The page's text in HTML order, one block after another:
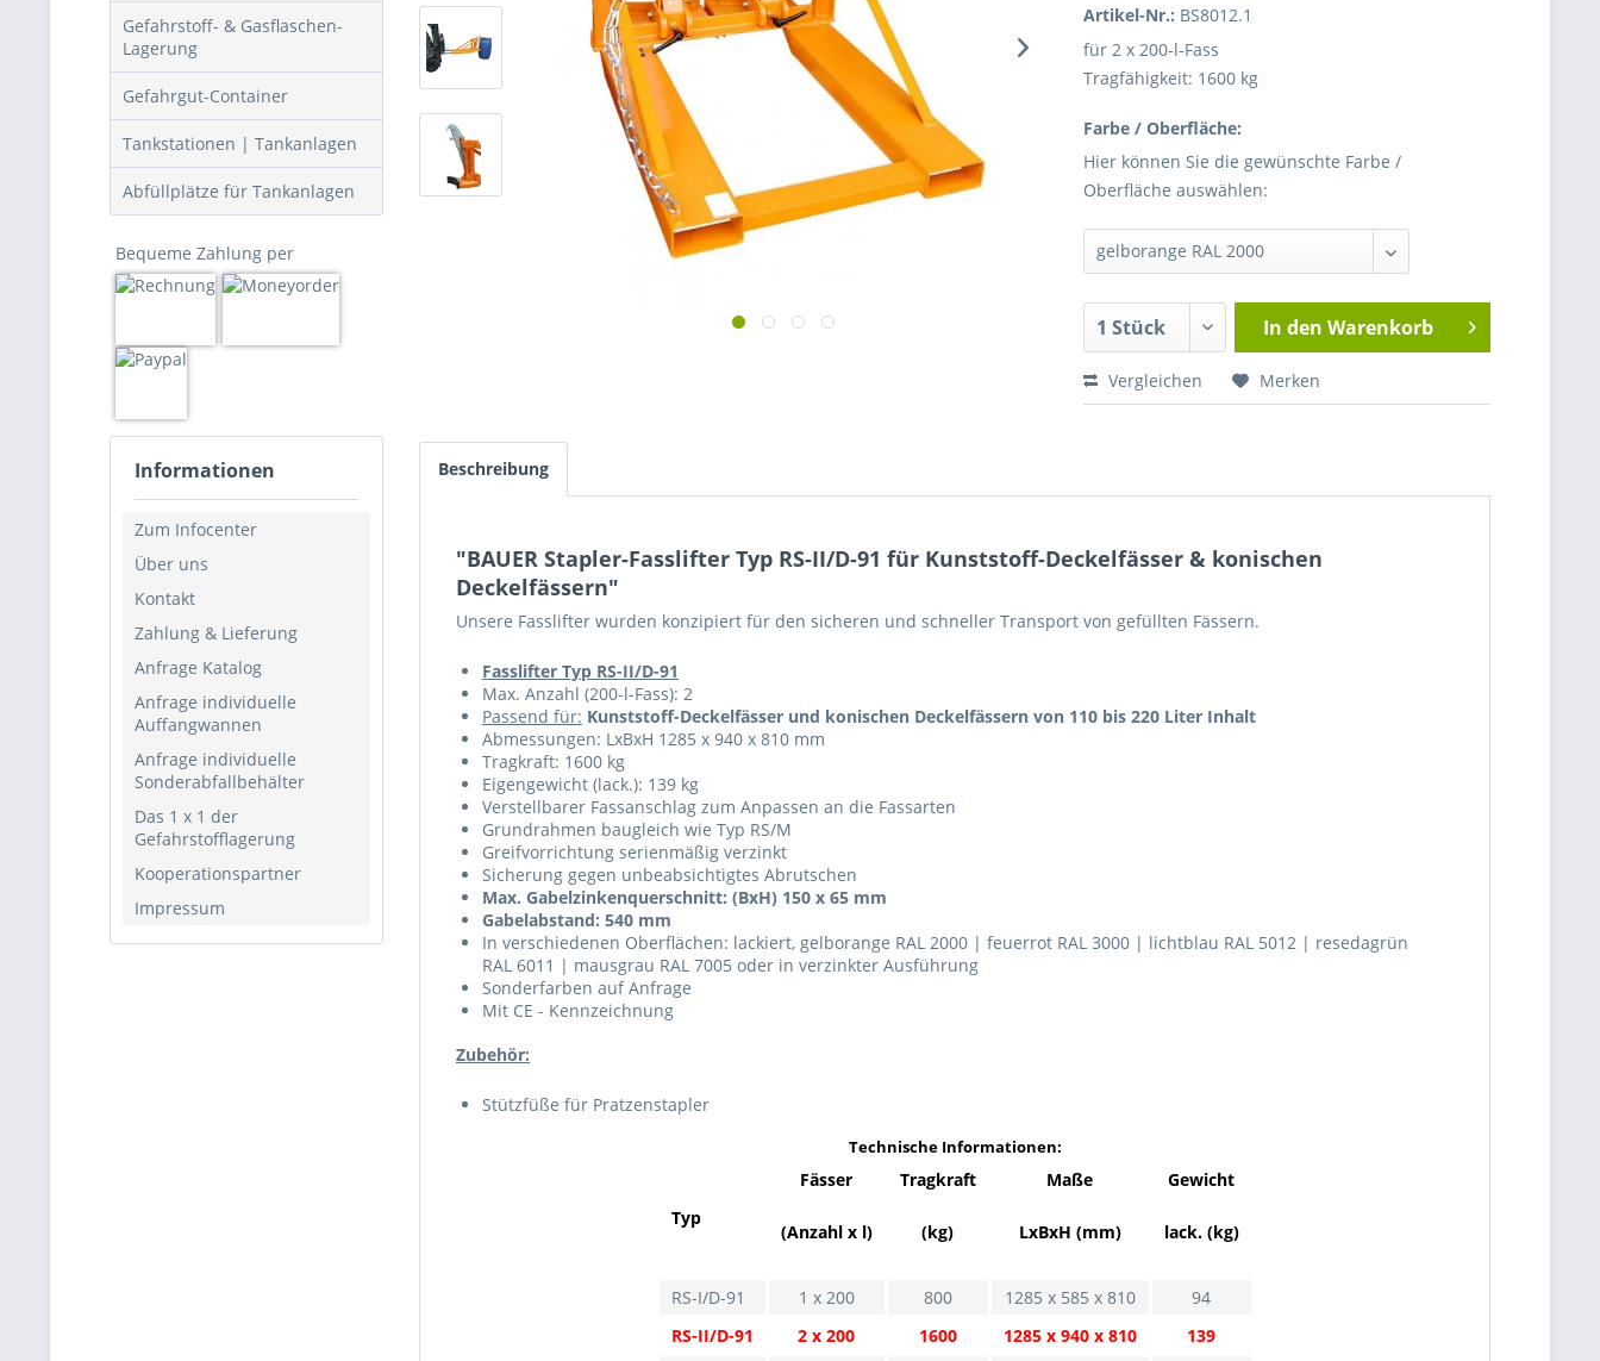
Gefahrstoff- & Gasflaschen-
Lagerung
Gefahrgut-Container
Tankstationen | Tankanlagen
Abfüllplätze für Tankanlagen
Bequeme Zahlung per
Informationen
Zum Infocenter
Über uns
Kontakt
Zahlung & Lieferung
Anfrage Katalog
Anfrage individuelle
Auffangwannen
Anfrage individuelle
Sonderabfallbehälter
Das 1 x 1 der
Gefahrstofflagerung
Kooperationspartner
Impressum
Artikel-Nr.: BS8012.1
für 2 x 200-l-Fass
Tragfähigkeit: 1600 kg
Farbe / Oberfläche:
Hier können Sie die gewünschte Farbe /
Oberfläche auswählen:
In den Warenkorb
Vergleichen Merken
Beschreibung
"BAUER Stapler-Fasslifter Typ RS-II/D-91 für Kunststoff-Deckelfässer & konischen
Deckelfässern"
Unsere Fasslifter wurden konzipiert für den sicheren und schneller Transport von gefüllten Fässern.
Fasslifter Typ RS-II/D-91
Max. Anzahl (200-l-Fass): 2
Passend für: Kunststoff-Deckelfässer und konischen Deckelfässern von 110 bis 220 Liter Inhalt
Abmessungen: LxBxH 1285 x 940 x 810 mm
Tragkraft: 1600 kg
Eigengewicht (lack.): 139 kg
Verstellbarer Fassanschlag zum Anpassen an die Fassarten
Grundrahmen baugleich wie Typ RS/M
Greifvorrichtung serienmäßig verzinkt
Sicherung gegen unbeabsichtigtes Abrutschen
Max. Gabelzinkenquerschnitt: (BxH) 150 x 65 mm
Gabelabstand: 540 mm
In verschiedenen Oberflächen: lackiert, gelborange RAL 2000 | feuerrot RAL 3000 | lichtblau RAL 5012 | resedagrün
RAL 6011 | mausgrau RAL 7005 oder in verzinkter Ausführung
Sonderfarben auf Anfrage
Mit CE - Kennzeichnung
Zubehör:
Stützfüße für Pratzenstapler
Technische Informationen:
Typ
Fässer
(Anzahl x l)
Tragkraft
(kg)
Maße
LxBxH (mm)
Gewicht
lack. (kg)
RS-I/D-91 1 x 200 800 1285 x 585 x 810
94
RS-II/D-91
2 x 200 1600 1285 x 940 x 810
139